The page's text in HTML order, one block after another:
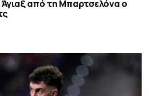
από τη Μπαρτσελόνα ο